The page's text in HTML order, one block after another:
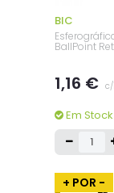
BIC
BallPoint
1,16 €
Em Stock
+ POR -